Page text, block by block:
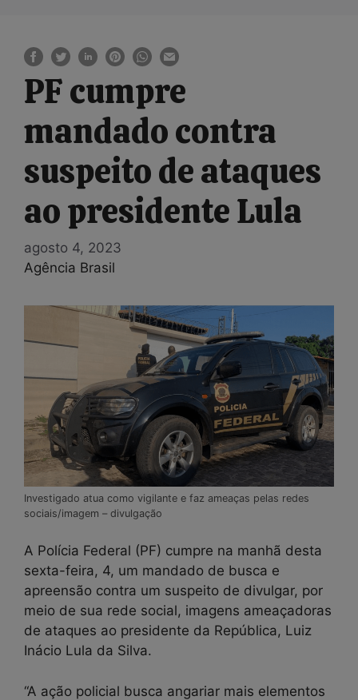
PF cumpre
mandado contra
suspeito de ataques
ao presidente Lula
agosto 4, 2023
Agência Brasil
Investigado atua como vigilante e faz ameaças pelas redes
sociais/imagem – divulgação
A Polícia Federal (PF) cumpre na manhã desta
sexta-feira, 4, um mandado de busca e
apreensão contra um suspeito de divulgar, por
meio de sua rede social, imagens ameaçadoras
de ataques ao presidente da República, Luiz
Inácio Lula da Silva.
“A ação policial busca angariar mais elementos